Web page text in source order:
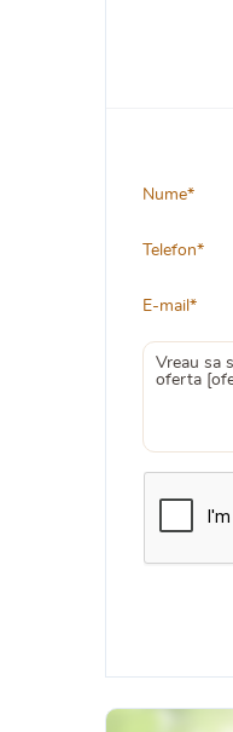
Nume*
Telefon*
E-mail*